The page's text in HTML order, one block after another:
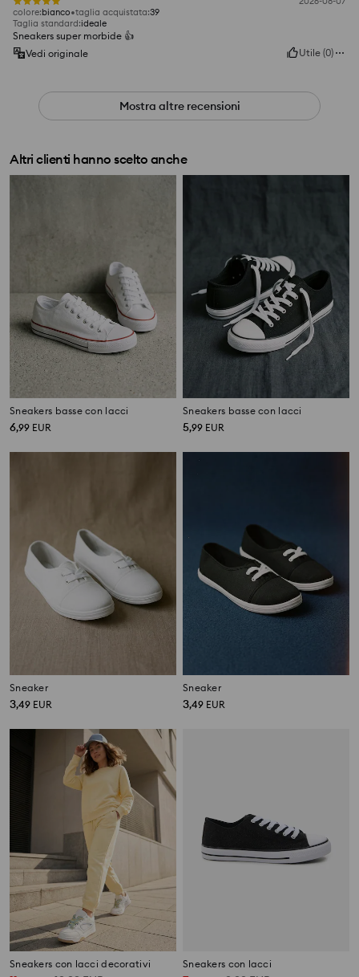
colore:bianco taglia acquistata:39
Taglia standard:ideale
Sneakers super morbide 👍️
Vedi originale
Utile (0)
Mostra altre recensioni
Altri clienti hanno scelto anche
Sneakers basse con lacci
6,99 EUR
Sneakers basse con lacci
5,99 EUR
Sneaker
3,49 EUR
Sneaker
3,49 EUR
Sneakers con lacci decorativi Sneakers con lacci